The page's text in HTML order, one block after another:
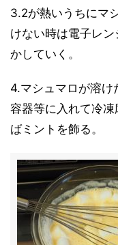
3.2が熱いうちにマ
けない時は電子レ
かしていく。
4.マシュマロが溶け
容器等に入れて冷
ばミントを飾る。